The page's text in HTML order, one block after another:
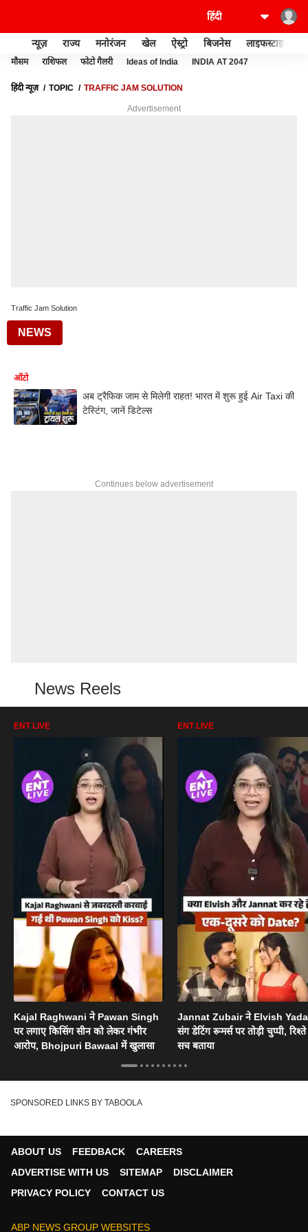
न्यूज़ राज्य मनोरंजन खेल ऐस्ट्रो बिजनेस लाइफस्टाइल
मौसम राशिफल फोटो गैलरी Ideas of India INDIA AT 2047
हिंदी न्यूज़ TOPIC TRAFFIC JAM SOLUTION
Advertisement
Traffic Jam Solution
NEWS
ऑटो
अब ट्रैफिक जाम से मिलेगी राहत! भारत में शुरू हुई Air Taxi की
टेस्टिंग, जानें डिटेल्स
Continues below advertisement
News Reels
ENT LIVE
Kajal Raghwani ने Pawan Singh
पर लगाए किसिंग सीन को लेकर गंभीर
आरोप, Bhojpuri Bawaal में खुलासा
ENT LIVE
Jannat Zubair ने Elvish
संग डेटिंग रूमर्स पर तोड़ी चुप्पी,
सच बताया
SPONSORED LINKS BY TABOOLA
ABOUT US FEEDBACK
CAREERS
ADVERTISE WITH US
SITEMAP
DISCLAIMER
PRIVACY POLICY
CONTACT US
ABP NEWS GROUP WEBSITES